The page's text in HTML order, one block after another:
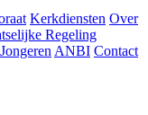
Kerkdiensten Over
Regeling
ANBI Contact